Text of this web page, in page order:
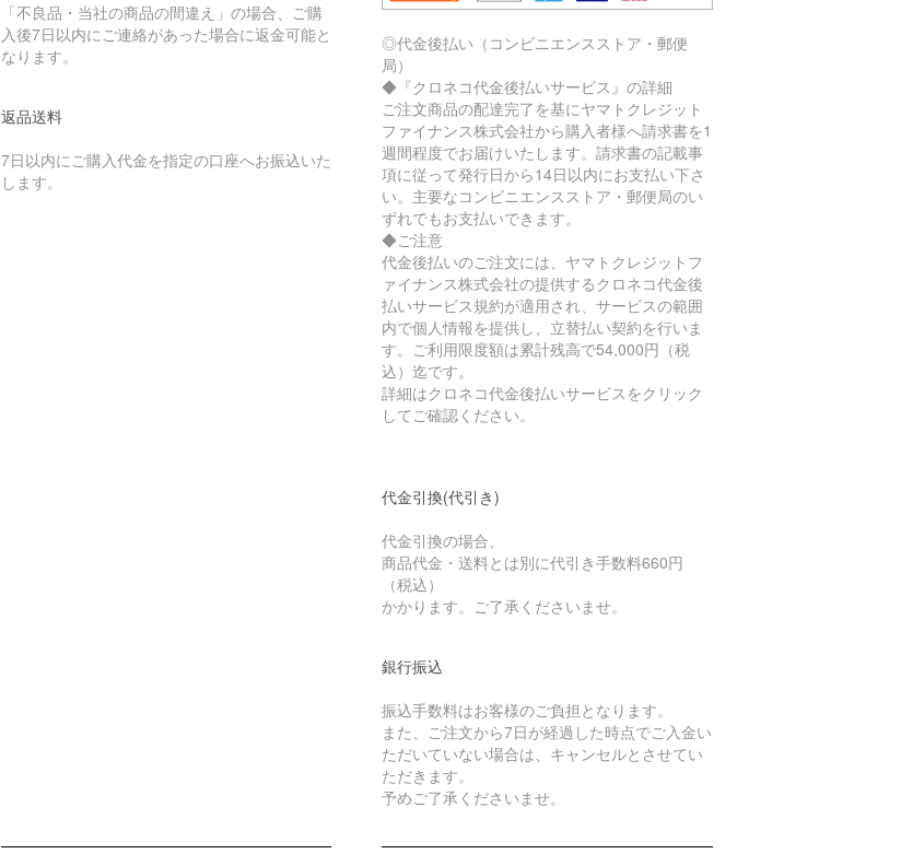
「不良品・当社の商品の間違え」の場合、ご購
入後7日以内にご連絡があった場合に返金可能と
なります。
返品送料
7日以内にご購入代金を指定の口座へお振込いた
します。
◎代金後払い（コンビニエンスストア・郵便
局）
◆『クロネコ代金後払いサービス』の詳細
ご注文商品の配達完了を基にヤマトクレジット
ファイナンス株式会社から購入者様へ請求書を1
週間程度でお届けいたします。請求書の記載事
項に従って発行日から14日以内にお支払い下さ
い。主要なコンビニエンスストア・郵便局のい
ずれでもお支払いできます。
◆ご注意
代金後払いのご注文には、ヤマトクレジットフ
ァイナンス株式会社の提供するクロネコ代金後
払いサービス規約が適用され、サービスの範囲
内で個人情報を提供し、立替払い契約を行いま
す。ご利用限度額は累計残高で54,000円（税
込）迄です。
詳細はクロネコ代金後払いサービスをクリック
してご確認ください。
代金引換(代引き)
代金引換の場合、
商品代金・送料とは別に代引き手数料660円
（税込）
かかります。ご了承くださいませ。
銀行振込
振込手数料はお客様のご負担となります。
また、ご注文から7日が経過した時点でご入金い
ただいていない場合は、キャンセルとさせてい
ただきます。
予めご了承くださいませ。